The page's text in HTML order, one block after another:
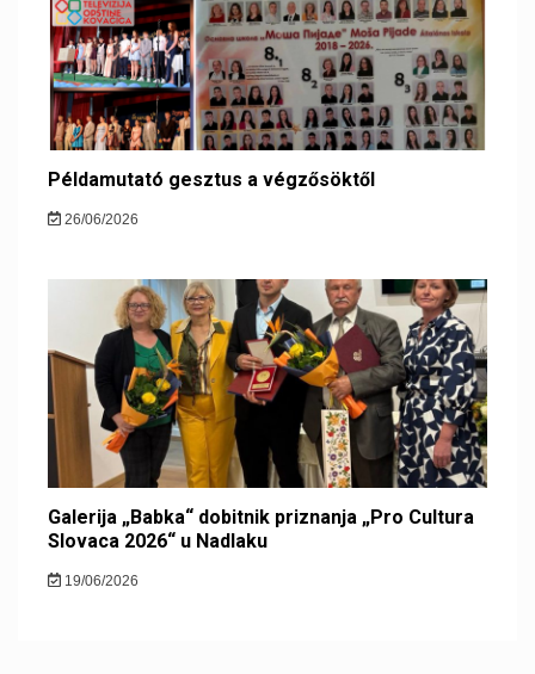
Példamutató gesztus a végzősöktől
26/06/2026
Galerija „Babka“ dobitnik priznanja „Pro Cultura
Slovaca 2026“ u Nadlaku
19/06/2026